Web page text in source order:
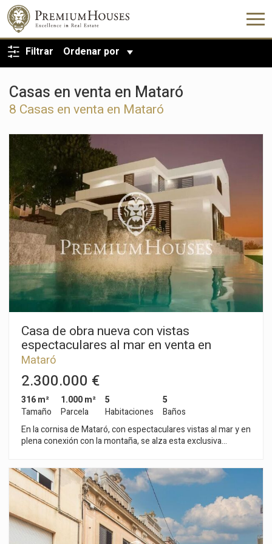
Filtrar Ordenar por
Casas en venta en Mataró
8 Casas en venta en Mataró
VOLVER A LA BÚSQUEDA
Casa de obra nueva con vistas
espectaculares al mar en venta en
Mataró
Mataró
2.300.000 €
316 m²
Tamaño
1.000 m²
Parcela
5
Habitaciones
5
Baños
En la cornisa de Mataró, con espectaculares vistas al mar y en
plena conexión con la montaña, se alza esta exclusiva
y con excelente conexión con Barcelona, esta propiedad
combina privacidad, naturaleza y proximidad urbana. La
vivienda no solo disfruta de vistas panorámicas
incomparables, sino también de un entorno privilegiado con
senderos naturales ideales para senderismo, motocross y
actividades al aire libre. La orientación y ubicación han sido